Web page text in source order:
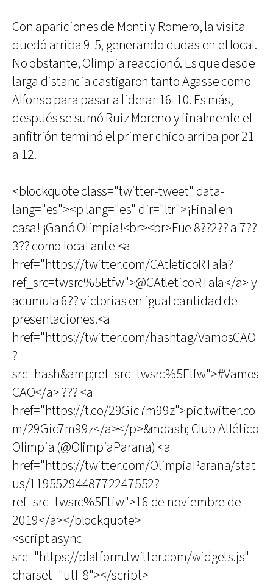
Con apariciones de Monti y Romero, la visita
quedó arriba 9-5, generando dudas en el local.
No obstante, Olimpia reaccionó. Es que desde
larga distancia castigaron tanto Agasse como
Alfonso para pasar a liderar 16-10. Es más,
después se sumó Ruiz Moreno y finalmente el
anfitrión terminó el primer chico arriba por 21
a 12.
<blockquote class="twitter-tweet" data-
lang="es"><p lang="es" dir="ltr">¡Final en
casa! ¡Ganó Olimpia!<br><br>Fue 8??2?? a 7??
3?? como local ante <a
href="https://twitter.com/CAtleticoRTala?
ref_src=twsrc%5Etfw">@CAtleticoRTala</a> y
acumula 6?? victorias en igual cantidad de
presentaciones.<a
href="https://twitter.com/hashtag/VamosCAO
?
src=hash&amp;ref_src=twsrc%5Etfw">#Vamos
CAO</a> ??? <a
href="https://t.co/29Gic7m99z">pic.twitter.co
m/29Gic7m99z</a></p>&mdash; Club Atlético
Olimpia (@OlimpiaParana) <a
href="https://twitter.com/OlimpiaParana/stat
us/1195529448772247552?
ref_src=twsrc%5Etfw">16 de noviembre de
2019</a></blockquote>
<script async
src="https://platform.twitter.com/widgets.js"
charset="utf-8"></script>